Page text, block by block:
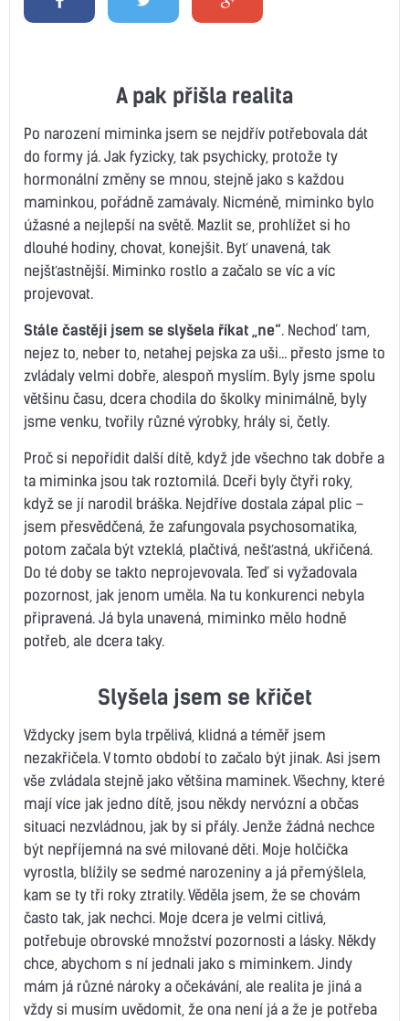
A pak přišla realita
Po narození miminka jsem se nejdřív potřebovala dát
do formy já. Jak fyzicky, tak psychicky, protože ty
hormonální změny se mnou, stejně jako s každou
maminkou, pořádně zamávaly. Nicméně, miminko bylo
úžasné a nejlepší na světě. Mazlit se, prohlížet si ho
dlouhé hodiny, chovat, konejšit. Byť unavená, tak
nejšťastnější. Miminko rostlo a začalo se víc a víc
projevovat.
Stále častěji jsem se slyšela říkat „ne“. Nechoď tam,
nejez to, neber to, netahej pejska za uši… přesto jsme to
zvládaly velmi dobře, alespoň myslím. Byly jsme spolu
většinu času, dcera chodila do školky minimálně, byly
jsme venku, tvořily různé výrobky, hrály si, četly.
Proč si nepořídit další dítě, když jde všechno tak dobře a
ta miminka jsou tak roztomilá. Dceři byly čtyři roky,
když se jí narodil bráška. Nejdříve dostala zápal plic –
jsem přesvědčená, že zafungovala psychosomatika,
potom začala být vzteklá, plačtivá, nešťastná, ukřičená.
Do té doby se takto neprojevovala. Teď si vyžadovala
pozornost, jak jenom uměla. Na tu konkurenci nebyla
připravená. Já byla unavená, miminko mělo hodně
potřeb, ale dcera taky.
Slyšela jsem se křičet
Vždycky jsem byla trpělivá, klidná a téměř jsem
nezakřičela. V tomto období to začalo být jinak. Asi jsem
vše zvládala stejně jako většina maminek. Všechny, které
mají více jak jedno dítě, jsou někdy nervózní a občas
situaci nezvládnou, jak by si přály. Jenže žádná nechce
být nepříjemná na své milované děti. Moje holčička
vyrostla, blížily se sedmé narozeniny a já přemýšlela,
kam se ty tři roky ztratily. Věděla jsem, že se chovám
často tak, jak nechci. Moje dcera je velmi citlivá,
potřebuje obrovské množství pozornosti a lásky. Někdy
chce, abychom s ní jednali jako s miminkem. Jindy
mám já různé nároky a očekávání, ale realita je jiná a
vždy si musím uvědomit, že ona není já a že je potřeba